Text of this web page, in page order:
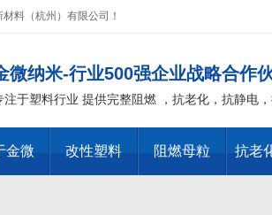
料（杭州）有限公司！
微纳米-行业500强企业战略合作
注于塑料行业 提供完整阻燃 ，抗老化，抗静电
金微 改性塑料 阻燃母粒 抗老
司营